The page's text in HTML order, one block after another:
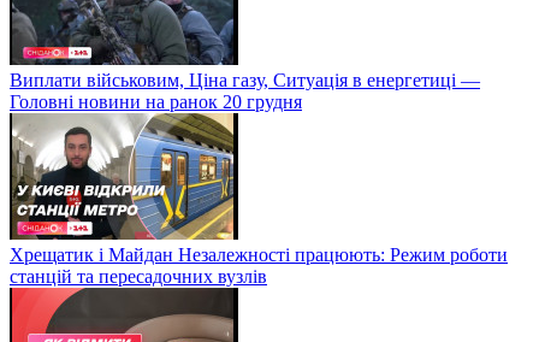
Виплати військовим, Ціна газу, Ситуація в енергетиці —
Головні новини на ранок 20 грудня
Хрещатик і Майдан Незалежності працюють: Режим роботи
станцій та пересадочних вузлів